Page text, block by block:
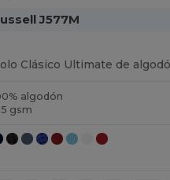
J577M
Clásico Ultimate de
algodón
gsm